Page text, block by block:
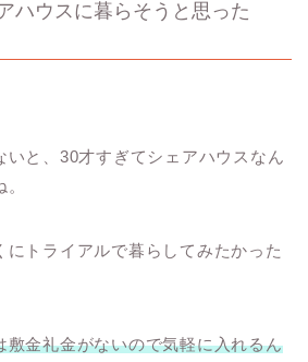
ハウスに暮らそうと思った
いと、30才すぎてシェアハウスなん
にトライアルで暮らしてみたかった
敷金礼金がないので気軽に入れるん